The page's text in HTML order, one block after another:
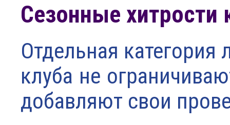
Сезонные хитрости
Отдельная
клуба не
добавляют свои